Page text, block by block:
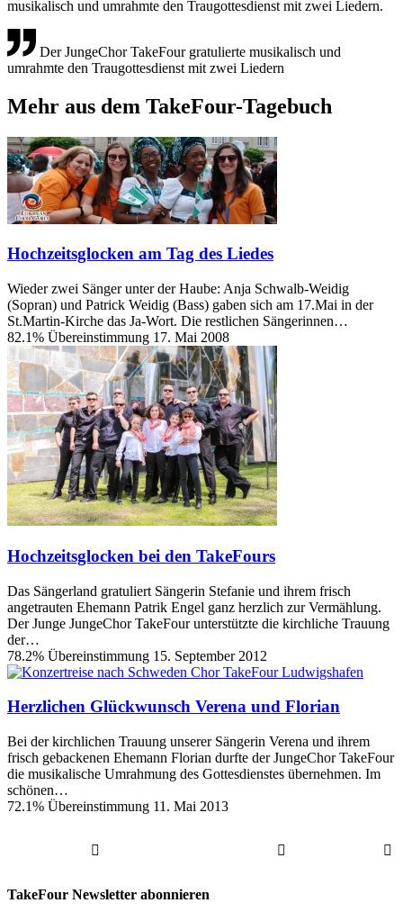
musikalisch und umrahmte den Traugottesdienst mit zwei Liedern.
Der JungeChor TakeFour gratulierte musikalisch und
umrahmte den Traugottesdienst mit zwei Liedern
Mehr aus dem TakeFour-Tagebuch
Hochzeitsglocken am Tag des Liedes
Wieder zwei Sänger unter der Haube: Anja Schwalb-Weidig
(Sopran) und Patrick Weidig (Bass) gaben sich am 17.Mai in der
St.Martin-Kirche das Ja-Wort. Die restlichen Sängerinnen…
82.1% Übereinstimmung 17. Mai 2008
Hochzeitsglocken bei den TakeFours
Das Sängerland gratuliert Sängerin Stefanie und ihrem frisch
angetrauten Ehemann Patrik Engel ganz herzlich zur Vermählung.
Der Junge JungeChor TakeFour unterstützte die kirchliche Trauung
der…
78.2% Übereinstimmung 15. September 2012
Herzlichen Glückwunsch Verena und Florian
Bei der kirchlichen Trauung unserer Sängerin Verena und ihrem
frisch gebackenen Ehemann Florian durfte der JungeChor TakeFour
die musikalische Umrahmung des Gottesdienstes übernehmen. Im
schönen…
72.1% Übereinstimmung 11. Mai 2013
TakeFour Newsletter abonnieren